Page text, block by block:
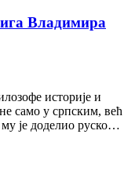
Владимира
историје и
само у српским, већ
је доделио руско…